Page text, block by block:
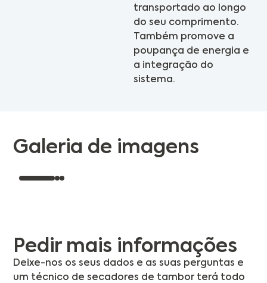
transportado ao longo
do seu comprimento.
Também promove a
poupança de energia e
a integração do
sistema.
Galeria de imagens
Pedir mais informações
Deixe-nos os seus dados e as suas perguntas e
um técnico de secadores de tambor terá todo